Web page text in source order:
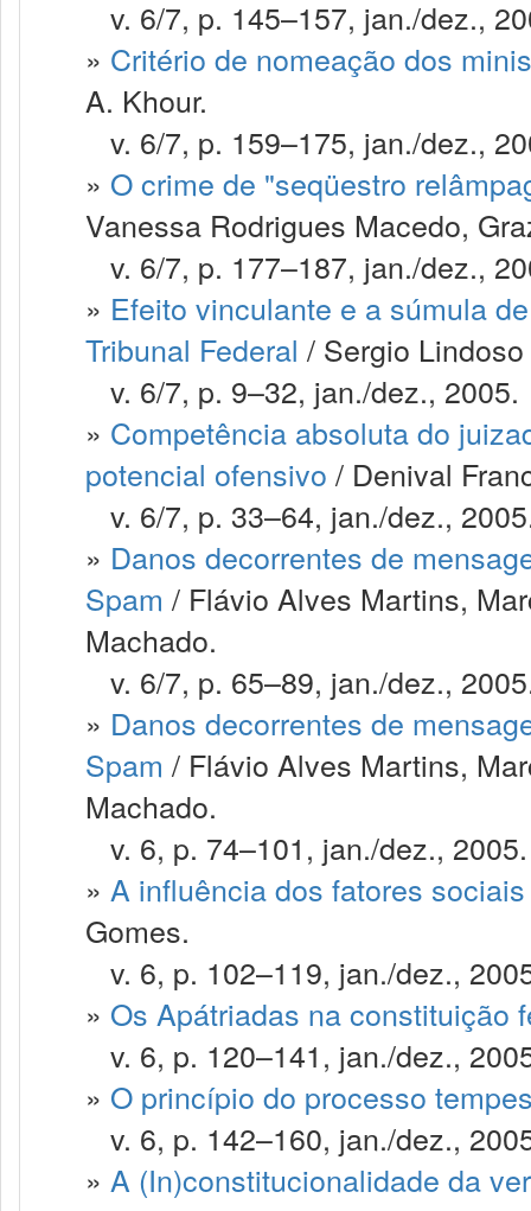
v. 6/7, p. 145–157, jan./dez.,
» Critério de nomeação dos
A. Khour.
v. 6/7, p. 159–175, jan./dez.,
» O crime de "seqüestro
Vanessa Rodrigues Macedo,
v. 6/7, p. 177–187, jan./dez.,
» Efeito vinculante e a súmula
Tribunal Federal / Sergio
v. 6/7, p. 9–32, jan./dez., 2005.
» Competência absoluta do
potencial ofensivo / Denival
v. 6/7, p. 33–64, jan./dez.,
» Danos decorrentes de
Spam / Flávio Alves Martins,
Machado.
v. 6/7, p. 65–89, jan./dez.,
» Danos decorrentes de
Spam / Flávio Alves Martins,
Machado.
v. 6, p. 74–101, jan./dez., 2005.
» A influência dos fatores
Gomes.
v. 6, p. 102–119, jan./dez.,
» Os Apátriadas na constituição
v. 6, p. 120–141, jan./dez.,
» O princípio do processo
v. 6, p. 142–160, jan./dez.,
» A (In)constitucionalidade da